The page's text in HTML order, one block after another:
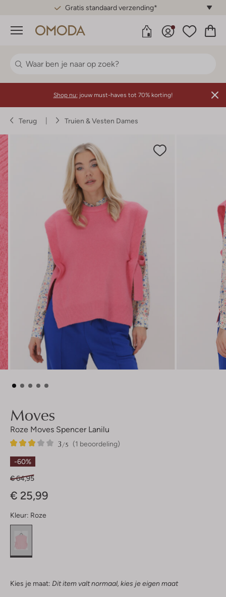
Gratis standaard verzending*
Menu
Shop nu: jouw must-haves tot 70% korting!
Terug Truien & Vesten Dames
Moves
Roze Moves Spencer Lanilu
(1 beoordeling)
3/5
1
3
Sterren
-60%
€ 64,95
€ 25,99
Kleur: Roze
Kies je maat: Dit item valt normaal, kies je eigen maat